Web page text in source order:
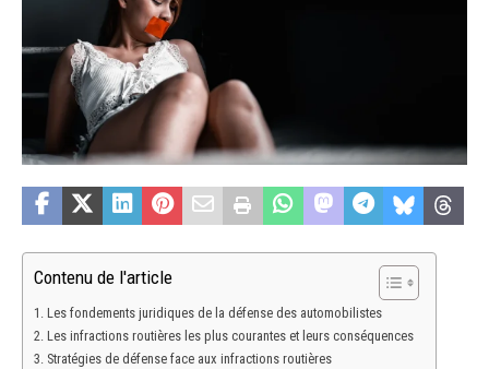
Contenu de l'article
Les fondements juridiques de la défense des automobilistes
Les infractions routières les plus courantes et leurs conséquences
Stratégies de défense face aux infractions routières